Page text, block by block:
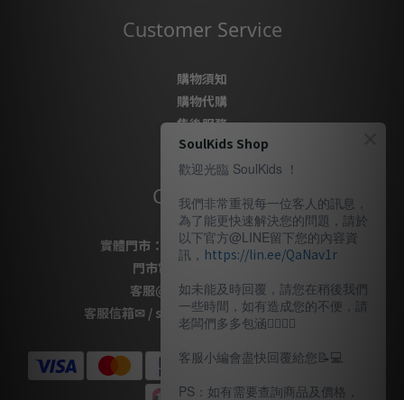
Customer Service
購物須知
購物代購
售後服務
隱私政策
Contact Us
實體門市：
桃園市桃園區復興路69號
門市電話 ：
03-337-1777
客服@LINE：＠soulkids
客服信箱✉ / shopsoulkids@gmail.com
SoulKids Shop
歡迎光臨 SoulKids ！
我們非常重視每一位客人的訊息，
為了能更快速解決您的問題，請於
以下官方@LINE留下您的內容資
訊， https://lin.ee/QaNav1r
如未能及時回覆，請您在稍後我們
一些時間，如有造成您的不便，請
老闆們多多包涵🙇🏽‍🙇‍♀️
客服小編會盡快回覆給您📝💻️
PS：如有需要查詢商品及價格，